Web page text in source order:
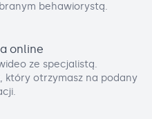
behawiorystą.
online
ze specjalistą.
który otrzymasz na podany